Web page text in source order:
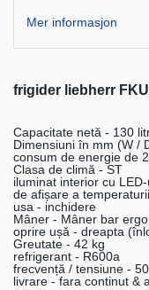
Mer informasjon
frigider liebherr
Capacitate netă - 130
Dimensiuni în mm (W /
consum de energie de
Clasa de climă - ST
iluminat interior cu
de afișare a
usa - inchidere
Mâner - Mâner bar
oprire ușă - dreapta
Greutate - 42 kg
refrigerant - R600a
frecvență / tensiune -
livrare - fara continut &